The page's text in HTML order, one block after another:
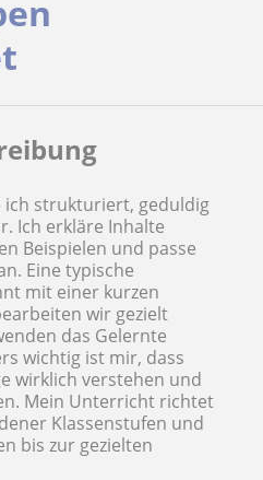
ich strukturiert, geduldig
Ich erkläre Inhalte
Beispielen und passe
Eine typische
mit einer kurzen
wir gezielt
das Gelernte
wichtig ist mir, dass
wirklich verstehen und
Mein Unterricht richtet
Klassenstufen und
bis zur gezielten